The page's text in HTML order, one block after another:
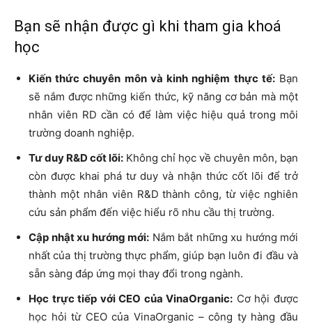
Bạn sẽ nhận được gì khi tham gia khoá
học
Kiến thức chuyên môn và kinh nghiệm thực tế:Bạn
sẽ nắm được những kiến thức, kỹ năng cơ bản mà một
nhân viên RD cần có để làm việc hiệu quả trong môi
trường doanh nghiệp.
Tư duy R&D cốt lõi: Không chỉ học về chuyên môn, bạn
còn được khai phá tư duy và nhận thức cốt lõi để trở
thành một nhân viên R&D thành công, từ việc nghiên
cứu sản phẩm đến việc hiểu rõ nhu cầu thị trường.
Cập nhật xu hướng mới: Nắm bắt những xu hướng mới
nhất của thị trường thực phẩm, giúp bạn luôn đi đầu và
sẵn sàng đáp ứng mọi thay đổi trong ngành.
Học trực tiếp với CEO của VinaOrganic: Cơ hội được
học hỏi từ CEO của VinaOrganic – công ty hàng đầu